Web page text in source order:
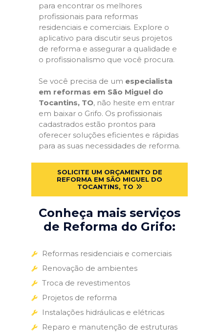
para encontrar os melhores
profissionais para reformas
residenciais e comerciais. Explore o
aplicativo para discutir seus projetos
de reforma e assegurar a qualidade e
o profissionalismo que você procura.
Se você precisa de um especialista
em reformas em São Miguel do
Tocantins, TO, não hesite em entrar
em baixar o Grifo. Os profissionais
cadastrados estão prontos para
oferecer soluções eficientes e rápidas
para as suas necessidades de reforma.
SOLICITE UM ORÇAMENTO DE
REFORMA EM SÃO MIGUEL DO
TOCANTINS, TO
Conheça mais serviços
de Reforma do Grifo:
Reformas residenciais e comerciais
Renovação de ambientes
Troca de revestimentos
Projetos de reforma
Instalações hidráulicas e elétricas
Reparo e manutenção de estruturas